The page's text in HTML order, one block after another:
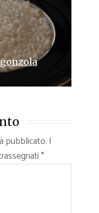
pubblicato. I
*